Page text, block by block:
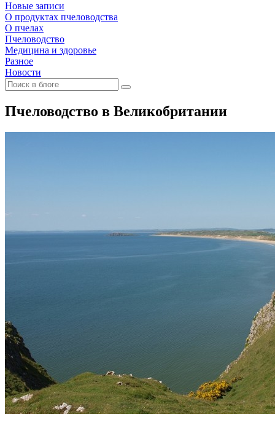
Новые записи
О продуктах пчеловодства
О пчелах
Пчеловодство
Медицина и здоровье
Разное
Новости
Пчеловодство в Великобритании